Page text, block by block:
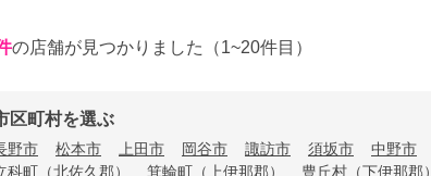
の店舗が見つかりました （1~20件目）
区町村を選ぶ
野市 松本市 上田市 岡谷市 諏訪市 須坂市 中野市
科町（北佐久郡）
箕輪町（上伊那郡） 豊丘村（下伊那郡）